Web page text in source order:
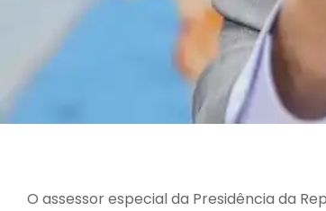
O assessor especial da Presidência da